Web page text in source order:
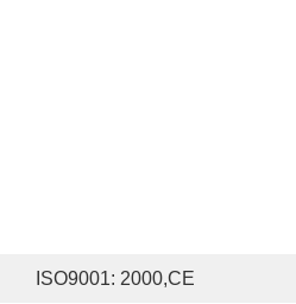
ISO9001: 2000,CE